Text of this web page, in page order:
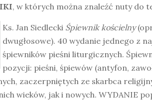
, w których można znaleźć nuty do
Ks. Jan Siedlecki Śpiewnik kościelny
dwugłosowe). 40 wydanie jednego z
śpiewników pieśni liturgicznych.
pozycji: pieśni, śpiewów (antyfon,
zaczerpniętych ze skarbca
wieków, jak i nowych. WYDANIE